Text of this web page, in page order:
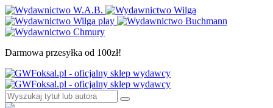
Darmowa przesyłka od 100zł!